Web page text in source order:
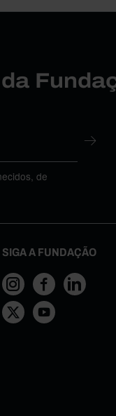
de
SIGA A FUNDAÇÃO